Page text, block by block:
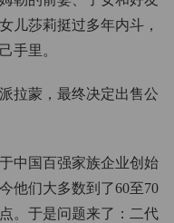
儿莎莉挺过多年内斗，
手里。
拉蒙，最终决定出售公
中国百强家族企业创始
他们大多数到了60至70
。于是问题来了：二代